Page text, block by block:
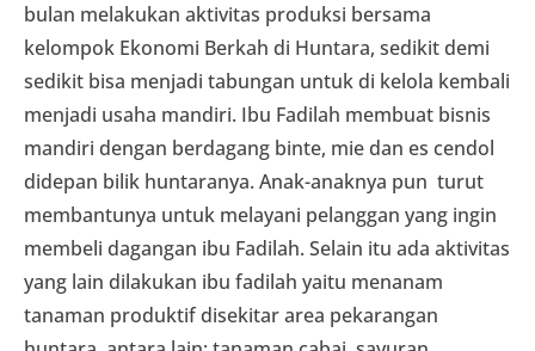
bulan melakukan aktivitas produksi bersama
kelompok Ekonomi Berkah di Huntara, sedikit demi
sedikit bisa menjadi tabungan untuk di kelola kembali
menjadi usaha mandiri. Ibu Fadilah membuat bisnis
mandiri dengan berdagang binte, mie dan es cendol
didepan bilik huntaranya. Anak-anaknya pun turut
membantunya untuk melayani pelanggan yang ingin
membeli dagangan ibu Fadilah. Selain itu ada aktivitas
yang lain dilakukan ibu fadilah yaitu menanam
tanaman produktif disekitar area pekarangan